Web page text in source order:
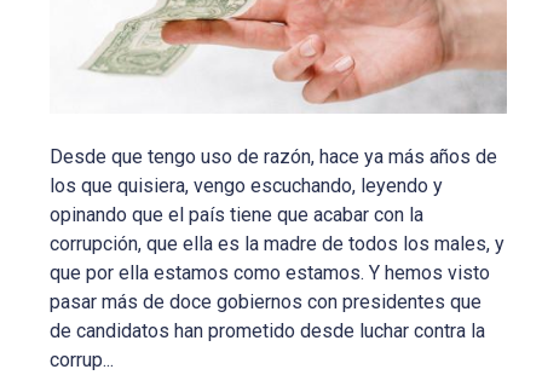
Desde que tengo uso de razón, hace ya más años de
los que quisiera, vengo escuchando, leyendo y
opinando que el país tiene que acabar con la
corrupción, que ella es la madre de todos los males, y
que por ella estamos como estamos. Y hemos visto
pasar más de doce gobiernos con presidentes que
de candidatos han prometido desde luchar contra la
corrup...